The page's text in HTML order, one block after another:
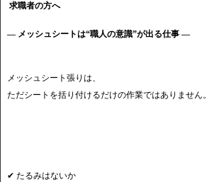
求職者の方へ
― メッシュシートは“職人の意識”が出る仕事 ―
メッシュシート張りは、
ただシートを括り付けるだけの作業ではありません。
✔ たるみはないか